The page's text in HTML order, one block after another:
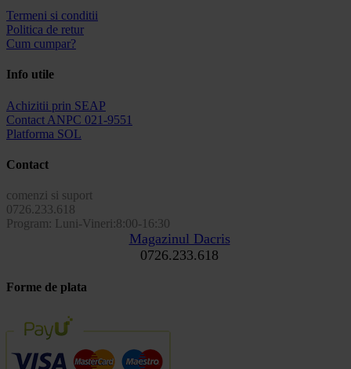
Termeni si conditii
Politica de retur
Cum cumpar?
Info utile
Achizitii prin SEAP
Contact ANPC 021-9551
Platforma SOL
Contact
comenzi si suport
0726.233.618
Program: Luni-Vineri:8:00-16:30
Magazinul Dacris
0726.233.618
Forme de plata